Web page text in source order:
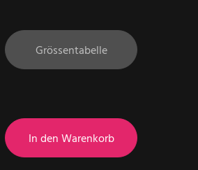
Grössentabelle
In den Warenkorb